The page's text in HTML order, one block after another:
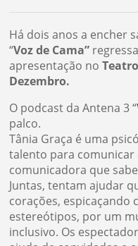
Há dois anos a encher
“Voz de Cama”
apresentação no
Dezembro.
O podcast da Antena 3 “
palco.
Tânia Graça é uma
talento para comunicar
comunicadora que
Juntas, tentam ajudar
corações, espicaçando
estereótipos, por um
inclusivo. Os